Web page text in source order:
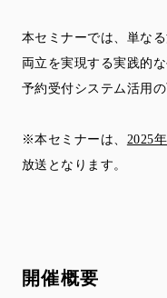
本セミナーでは、単な
両立を実現する実践的
予約受付システム活用
※本セミナーは、 2025
放送となります。
開催概要